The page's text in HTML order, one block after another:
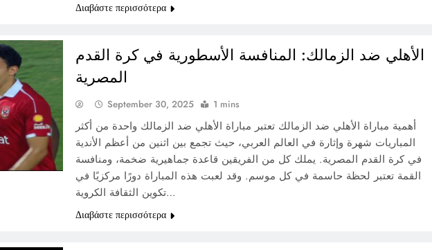
Διαβάστε περισσότερα
الأهلي ضد الزمالك: المنافسة الأسطورية في كرة القدم
المصرية
September 30, 2025 1 mins
أهمية مباراة الأهلي ضد الزمالك تعتبر مباراة الأهلي ضد الزمالك واحدة من أكثر
المباريات شهرة وإثارة في العالم العربي، حيث تجمع بين اثنين من أعظم الأندية
في كرة القدم المصرية. يملك كل من الفريقين قاعدة جماهيرية ضخمة، ومنافسة
القمة تعتبر لحظة حاسمة في كل موسم. وقد لعبت هذه المباراة دورًا مركزيًا في
تكوين الثقافة الكروية…
Διαβάστε περισσότερα